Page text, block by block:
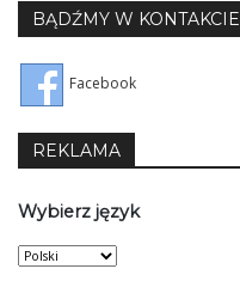
BĄDŹMY W KONTAKCIE
Facebook
REKLAMA
Wybierz język
Wybierz
język